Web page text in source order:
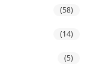
(58)
(14)
(5)